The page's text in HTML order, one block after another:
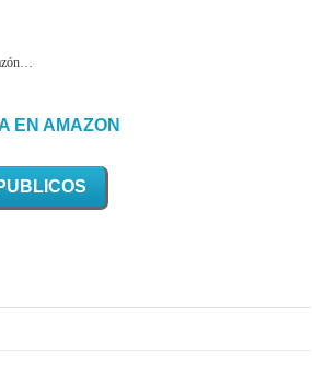
EN AMAZON